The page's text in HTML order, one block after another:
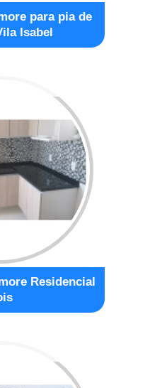
para pia de
Isabel
Residencial